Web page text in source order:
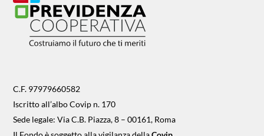
C.F. 97979660582
Iscritto all’albo Covip n. 170
Sede legale: Via C.B. Piazza, 8 – 00161, Roma